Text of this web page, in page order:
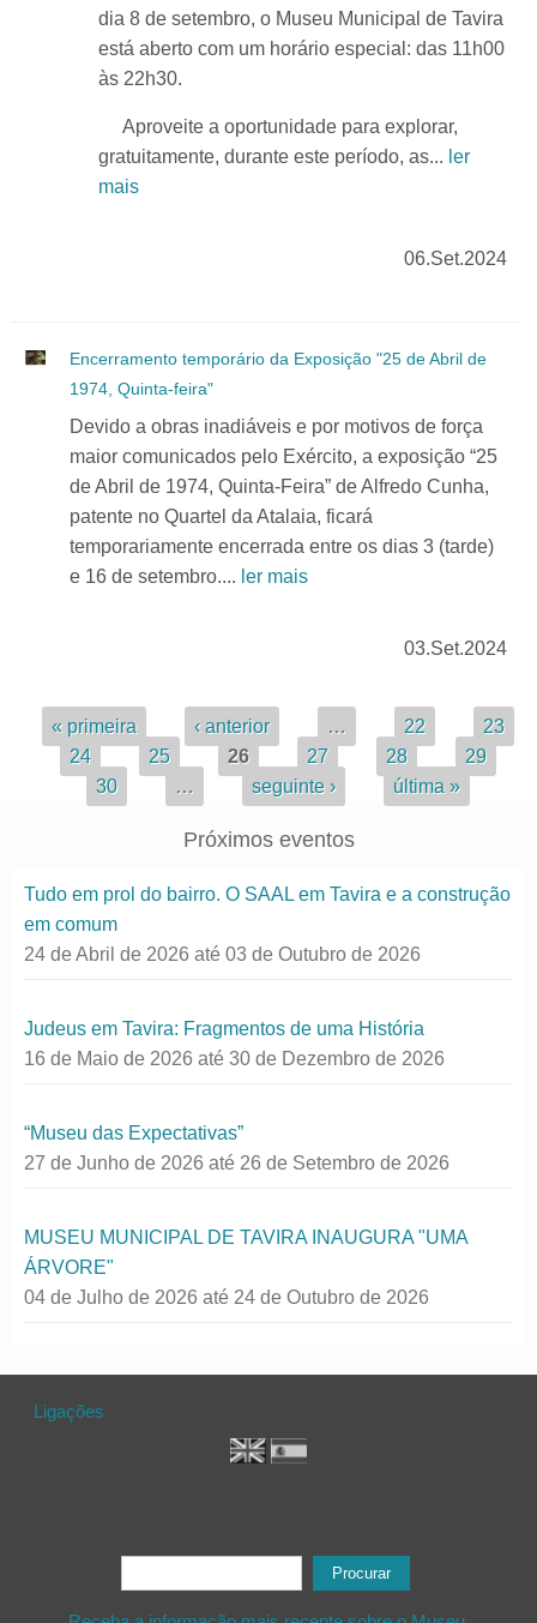
dia 8 de setembro, o Museu Municipal de Tavira
está aberto com um horário especial: das 11h00
às 22h30.
Aproveite a oportunidade para explorar,
gratuitamente, durante este período, as... ler
mais
06.Set.2024
Encerramento temporário da Exposição "25 de Abril de
1974, Quinta-feira"
Devido a obras inadiáveis e por motivos de força
maior comunicados pelo Exército, a exposição “25
de Abril de 1974, Quinta-Feira” de Alfredo Cunha,
patente no Quartel da Atalaia, ficará
temporariamente encerrada entre os dias 3 (tarde)
e 16 de setembro.... ler mais
03.Set.2024
Páginas
« primeira ‹ anterior … 22
23
24
25 26 27 28
29
30
… seguinte › última »
Próximos eventos
Tudo em prol do bairro. O SAAL em Tavira e a construção
em comum
24 de Abril de 2026 até 03 de Outubro de 2026
Judeus em Tavira: Fragmentos de uma História
16 de Maio de 2026 até 30 de Dezembro de 2026
“Museu das Expectativas”
27 de Junho de 2026 até 26 de Setembro de 2026
MUSEU MUNICIPAL DE TAVIRA INAUGURA "UMA
ÁRVORE"
04 de Julho de 2026 até 24 de Outubro de 2026
Ligações
Formulário de procura